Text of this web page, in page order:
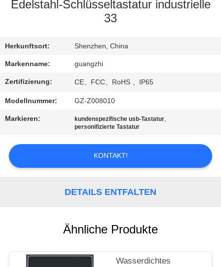
MIT
UNS
IN
VERBINDUNG
SIE
EIN
POLICY
Edelstahl-Schlüsseltastatur industrielle
33
Herkunftsort: Shenzhen, China
Markenname: guangzhi
Zertifizierung: CE、FCC、RoHS 、IP65
Modellnummer: GZ-Z008010
Markieren: kundenspezifische usb-Tastatur,
personifizierte Tastatur
KONTAKT!
DETAILS ENTFALTEN
Ähnliche Produkte
Wasserdichtes